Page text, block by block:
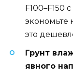
F100–F150
это
Грунт
явного